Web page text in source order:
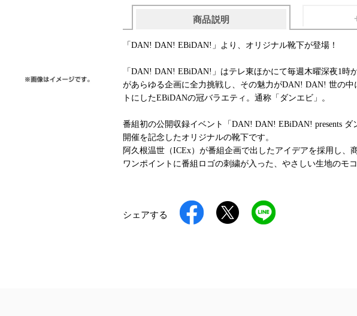
商品説明
「DAN! DAN! EBiDAN!」より、オリジナル靴下が登場！
「DAN! DAN! EBiDAN!」はテレ東ほかにて毎週木曜深夜1時
があらゆる企画に全力挑戦し、その魅力がDAN! DAN! 世の
トにしたEBiDANの冠バラエティ。通称「ダンエビ」。
番組初の公開収録イベント「DAN! DAN! EBiDAN! presents ダ
開催を記念したオリジナルの靴下です。
阿久根温世（ICEx）が番組企画で出したアイデアを採用し、
ワンポイントに番組ロゴの刺繍が入った、やさしい生地のモ
シェアする